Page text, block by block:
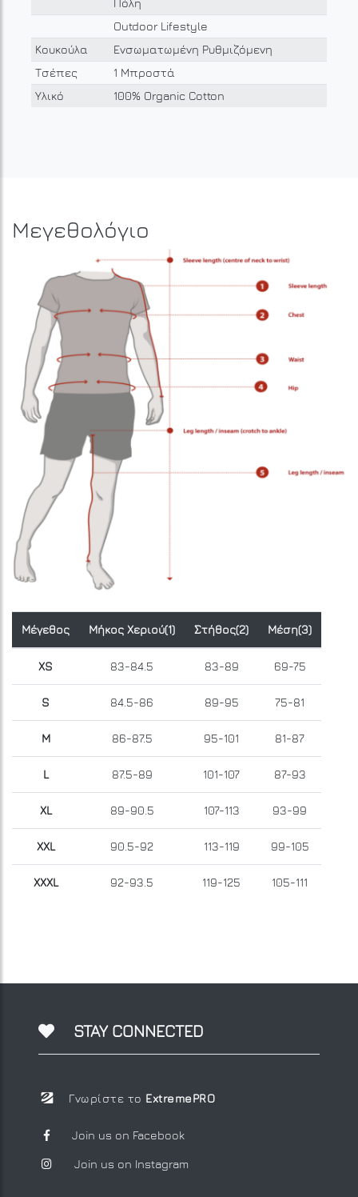
Πόλη
Outdoor Lifestyle
Κουκούλα
Ενσωματωμένη Ρυθμιζόμενη
Τσέπες
1 Μπροστά
Υλικό
100% Organic Cotton
Μεγεθολόγιο
Μέγεθος Μήκος Χεριού(1) Στήθος(2) Μέση(3)
XS 83-84.5 83-89 69-75
S 84.5-86 89-95 75-81
M 86-87.5 95-101 81-87
L 87.5-89 101-107 87-93
XL 89-90.5 107-113 93-99
XXL 90.5-92 113-119 99-105
XXXL 92-93.5 119-125 105-111
STAY CONNECTED
Γνωρίστε το ExtremePRO
Join us on Facebook
Join us on Instagram